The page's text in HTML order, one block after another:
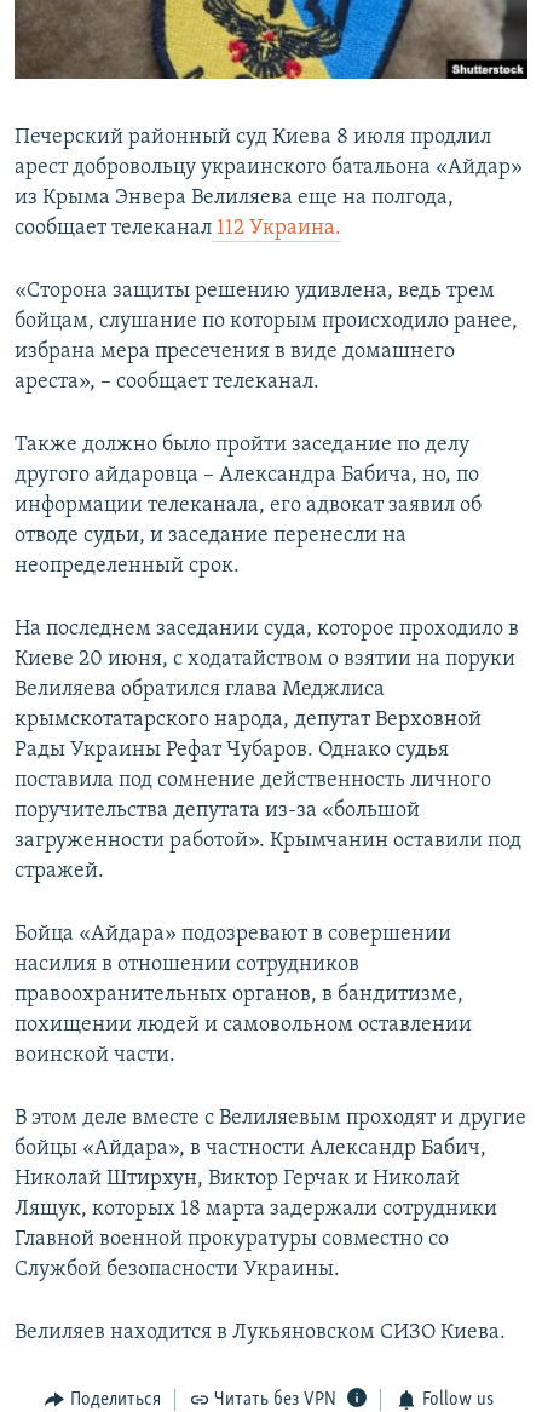
ПОБЕДИТЕЛЕЙ НЕ СУДЯТ?
КРЫМ.НЕПОКОРЕННЫЙ
УКРАИНСКАЯ ПРОБЛЕМА КРЫМА
ПРИСОЕДИНЯЙТЕСЬ!
Все сайты RFE/RL
Печерский районный суд Киева 8 июля продлил
арест добровольцу украинского батальона «Айдар»
из Крыма Энвера Велиляева еще на полгода,
сообщает телеканал 112 Украина.
«Сторона защиты решению удивлена, ведь трем
бойцам, слушание по которым происходило ранее,
избрана мера пресечения в виде домашнего
ареста», – сообщает телеканал.
Также должно было пройти заседание по делу
другого айдаровца – Александра Бабича, но, по
информации телеканала, его адвокат заявил об
отводе судьи, и заседание перенесли на
неопределенный срок.
На последнем заседании суда, которое проходило в
Киеве 20 июня, с ходатайством о взятии на поруки
Велиляева обратился глава Меджлиса
крымскотатарского народа, депутат Верховной
Рады Украины Рефат Чубаров. Однако судья
поставила под сомнение действенность личного
поручительства депутата из-за «большой
загруженности работой». Крымчанин оставили под
стражей.
Бойца «Айдара» подозревают в совершении
насилия в отношении сотрудников
правоохранительных органов, в бандитизме,
похищении людей и самовольном оставлении
воинской части.
В этом деле вместе с Велиляевым проходят и другие
бойцы «Айдара», в частности Александр Бабич,
Николай Штирхун, Виктор Герчак и Николай
Лящук, которых 18 марта задержали сотрудники
Главной военной прокуратуры совместно со
Службой безопасности Украины.
Велиляев находится в Лукьяновском СИЗО Киева.
Поделиться Читать без VPN Follow us